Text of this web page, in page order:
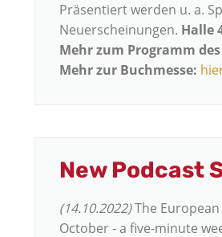
Präsentiert werden u. a.
Neuerscheinungen. Halle
Mehr zum Programm des
Mehr zur Buchmesse:
New Podcast
(14.10.2022)The
October - a five-minute